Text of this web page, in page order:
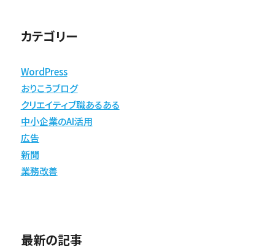
カテゴリー
WordPress
おりこうブログ
クリエイティブ職あるある
中小企業のAI活用
広告
新聞
業務改善
最新の記事